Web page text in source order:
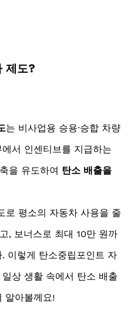
제도?
는 비사업용 승용·승합 차량
서 인센티브를 지급하는
을 유도하여 탄소 배출을
로 평소의 자동차 사용을 줄
, 보너스로 최대 10만 원까
이렇게 탄소중립포인트 자
상 생활 속에서 탄소 배출
알아볼께요!